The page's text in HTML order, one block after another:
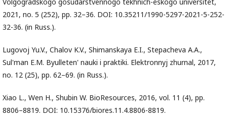
2021, no. 5 (252), pp. 32–36. DOI: 10.35211/1990-5297-2021-5-252-
32-36. (in Russ.).
Lugovoj Yu.V., Chalov K.V., Shimanskaya E.I., Stepacheva A.A.,
Sul'man E.M. Byulleten' nauki i praktiki. Elektronnyj zhurnal, 2017,
no. 12 (25), pp. 62–69. (in Russ.).
Xiao L., Wen H., Shubin W. BioResources, 2016, vol. 11 (4), pp.
8806–8819. DOI: 10.15376/biores.11.4.8806-8819.